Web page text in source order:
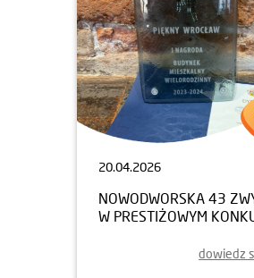
20.04.2026
NOWODWORSKA 43
W PRESTIŻOWYM
dowiedz